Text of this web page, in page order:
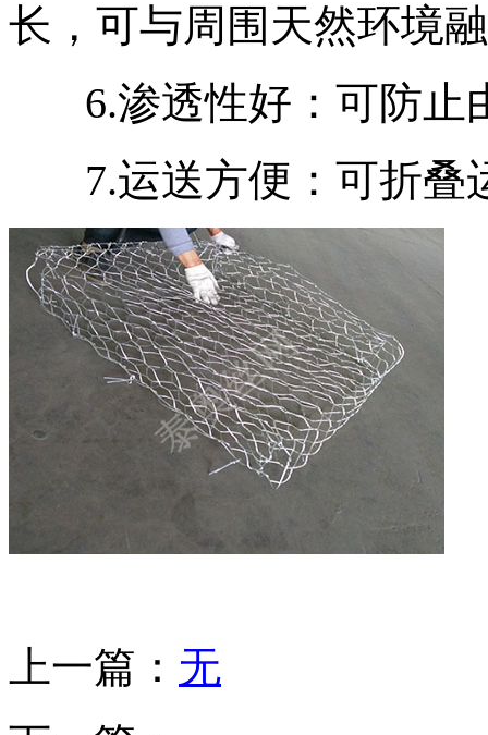
长，可与周围天然环境
‌ 6.渗透性好‌：可防止
‌ 7.运送方便‌：可折叠
上一篇： 无